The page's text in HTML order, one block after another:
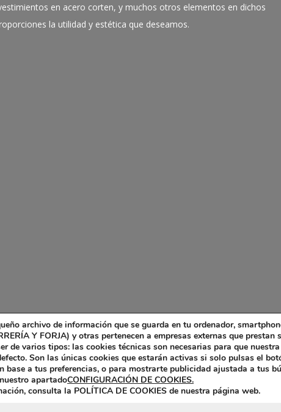
en acero corten, y muchos otros elementos en dichos
la utilidad y estética que deseamos.
archivo de información que se guarda en tu ordenador,
Y FORJA) y otras pertenecen a empresas externas que
de varios tipos: las cookies técnicas son necesarias para que
Son las únicas cookies que estarán activas si solo pulsas el
base a tus preferencias, o para mostrarte publicidad ajustada a tus
apartadoCONFIGURACIÓN DE COOKIES.
consulta la POLÍTICA DE COOKIES de nuestra página web.